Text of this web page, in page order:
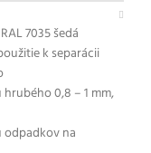
7035 šedá
k separácii
0,8 – 1 mm,
odpadkov na